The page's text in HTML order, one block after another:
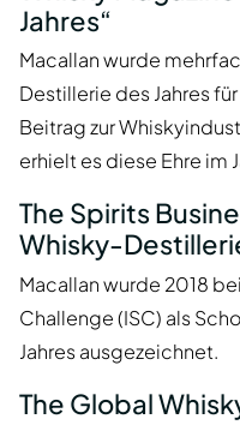
Jahres“
Macallan wurde
Destillerie des Jahres
Beitrag zur
erhielt es diese Ehre im
The Spirits
Whisky-
Macallan wurde 2018
Challenge (ISC) als
Jahres ausgezeichnet.
The Global